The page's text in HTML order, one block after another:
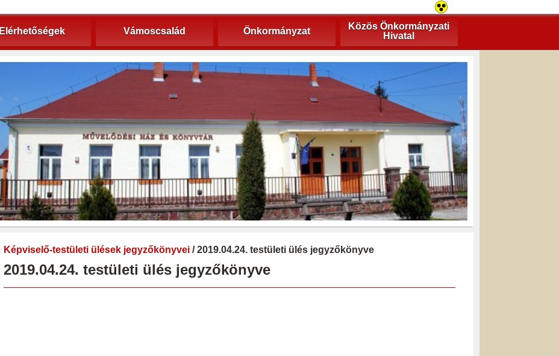
Elérhetőségek Vámoscsalád Önkormányzat
Közös Önkormányzati
Hivatal
Képviselő-testületi ülések jegyzőkönyvei / 2019.04.24. testületi ülés jegyzőkönyve
2019.04.24. testületi ülés jegyzőkönyve